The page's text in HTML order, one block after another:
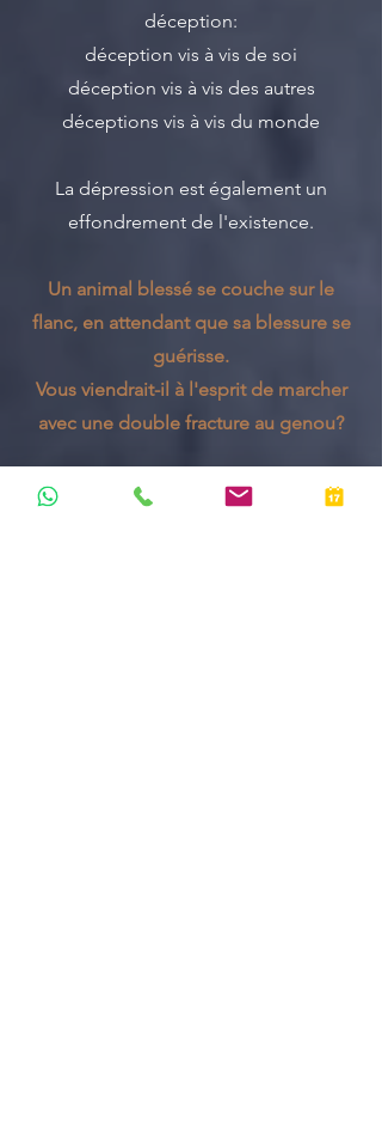
déception:
déception vis à vis de soi
déception vis à vis des autres
déceptions vis à vis du monde
La dépression est également un
effondrement de l'existence.
Un animal blessé se couche sur le
flanc, en attendant que sa blessure se
guérisse.
Vous viendrait-il à l'esprit de marcher
avec une double fracture au genou?
Le désespoir peut vous mettre à terre,